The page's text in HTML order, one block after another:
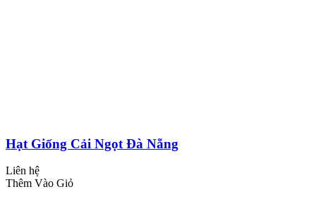
Hạt Giống Cải Ngọt Đà Nẵng
Liên hệ
Thêm Vào Giỏ